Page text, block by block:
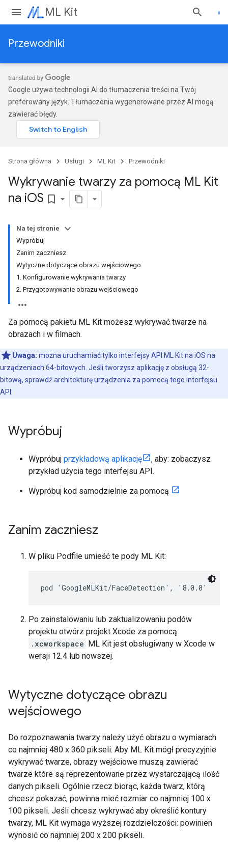
ML Kit
Przewodniki
Google używa technologii AI do tłumaczenia treści na Twój
preferowany język. Tłumaczenia wygenerowane przez AI mogą
zawierać błędy.
Strona główna Usługi ML Kit Przewodniki
Wykrywanie twarzy za pomocą ML Kit
na iOS bookmark_border
Na tej stronie
Wypróbuj
Zanim zaczniesz
Wytyczne dotyczące obrazu wejściowego
1. Konfigurowanie wykrywania twarzy
2. Przygotowywanie obrazu wejściowego
Za pomocą pakietu ML Kit możesz wykrywać twarze na
obrazach i w filmach.
Uwaga: można uruchamiać tylko interfejsy API ML Kit na iOS na
urządzeniach 64-bitowych. Jeśli tworzysz aplikację z obsługą 32-
bitową, sprawdź architekturę urządzenia za pomocą tego interfejsu
API.
Wypróbuj
Wypróbuj przykładową aplikację
, aby: zobaczysz
przykład użycia tego interfejsu API.
Wypróbuj kod samodzielnie za pomocą
Zanim zaczniesz
W pliku Podfile umieść te pody ML Kit:
Po zainstalowaniu lub zaktualizowaniu podów
projektu otwórz projekt Xcode za pomocą
.xcworkspace ML Kit jest obsługiwany w Xcode w
wersji 12.4 lub nowszej.
Wytyczne dotyczące obrazu
wejściowego
Do rozpoznawania twarzy należy użyć obrazu o wymiarach
co najmniej 480 x 360 pikseli. Aby ML Kit mógł precyzyjnie
wykrywać twarze, obrazy wejściowe muszą zawierać
twarze które są reprezentowane przez wystarczającą ilość
danych pikseli. Ogólnie rzecz biorąc, każda twarz, którą
chcesz pokazać, powinna mieć rozmiar co najmniej 100 x
100 pikseli. Jeśli chcesz wykrywać aby określić kontury
twarzy, ML Kit wymaga wyższej rozdzielczości: powinien
wynosić co najmniej 200 x 200 pikseli.